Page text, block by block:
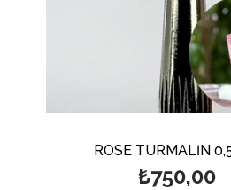
ROSE TURMALİN
₺750,00